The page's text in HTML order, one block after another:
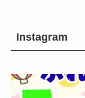
Instagram